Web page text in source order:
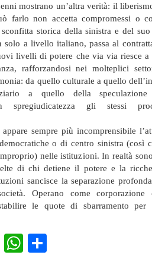
mostrano un’altra verità: il
farlo non accetta compromessi o
storica della sinistra e del
solo a livello italiano, passa al
livelli di potere che via via riesce a
rafforzandosi nei molteplici
da quello culturale a quello
a quello della speculazione
spregiudicatezza gli stessi
sempre più incomprensibile
o di centro sinistra (così
nelle istituzioni. In realtà
di chi detiene il potere e la
sancisce la separazione
Operano come
le quote di sbarramento per
EmailWhatsApp